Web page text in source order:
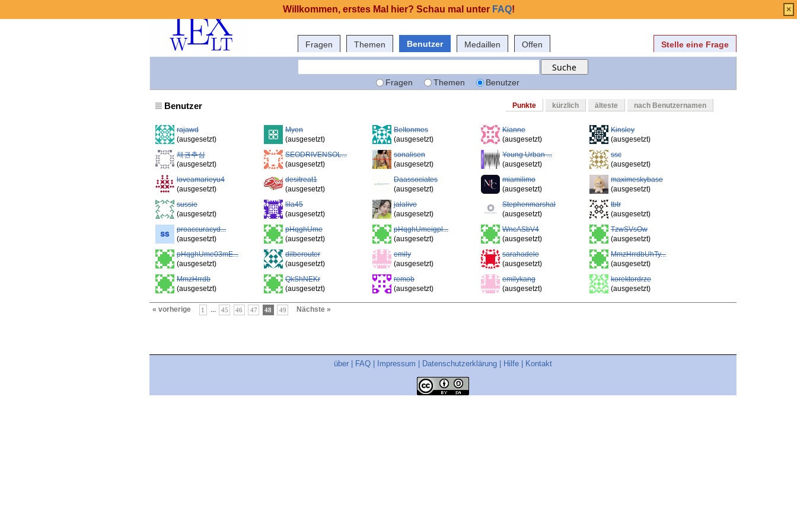
Fragen Themen Benutzer Medaillen Offen Stelle eine Frage
Fragen Themen Benutzer
Benutzer Punkte kürzlich älteste nach Benutzernamen
rajawd
(ausgesetzt)
Myen
(ausgesetzt)
Beltonmes
(ausgesetzt)
Kianne
(ausgesetzt)
Kinsley
(ausgesetzt)
채권추심
(ausgesetzt)
SEODRIVENSOL...
(ausgesetzt)
sonalisen
(ausgesetzt)
Young Urban ...
(ausgesetzt)
ssc
(ausgesetzt)
loveamarieyu4
(ausgesetzt)
desitreat1
(ausgesetzt)
Daassociates
(ausgesetzt)
miamilimo
(ausgesetzt)
maximeskybase
(ausgesetzt)
sussie
(ausgesetzt)
lila45
(ausgesetzt)
jalalive
(ausgesetzt)
Stephenmarshal
(ausgesetzt)
tbtr
(ausgesetzt)
proaccuracyd...
(ausgesetzt)
pHqghUme
(ausgesetzt)
pHqghUmeigpl...
(ausgesetzt)
WncASbV4
(ausgesetzt)
TzwSVsOw
(ausgesetzt)
pHqghUme03mE...
(ausgesetzt)
dilberouter
(ausgesetzt)
emily
(ausgesetzt)
sarahadele
(ausgesetzt)
MmzHrrdbUhTy...
(ausgesetzt)
MmzHrrdb
(ausgesetzt)
QkShNEKr
(ausgesetzt)
remob
(ausgesetzt)
emilykang
(ausgesetzt)
korektordrze
(ausgesetzt)
« vorherige 1 ... 45 46 47 48 49 Nächste »
über FAQ Impressum Datenschutzerklärung Hilfe Kontakt
Willkommen, erstes Mal hier? Schau mal unter FAQ! ×